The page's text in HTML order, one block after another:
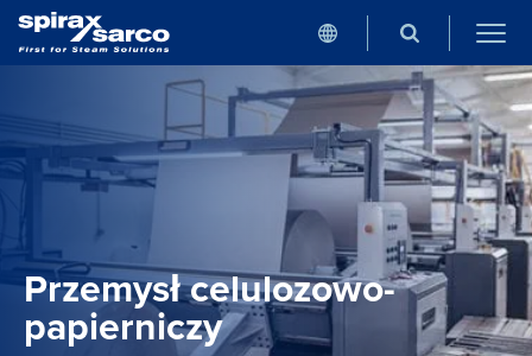
Przemysł celulozowo-
papierniczy